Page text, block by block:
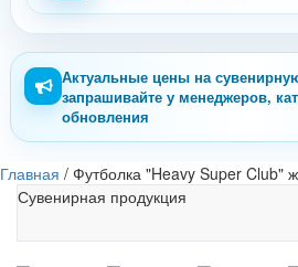
Актуальные цены на
запрашивайте у менеджеров,
обновления
Главная / Футболка "Heavy Super Club"
Сувенирная продукция